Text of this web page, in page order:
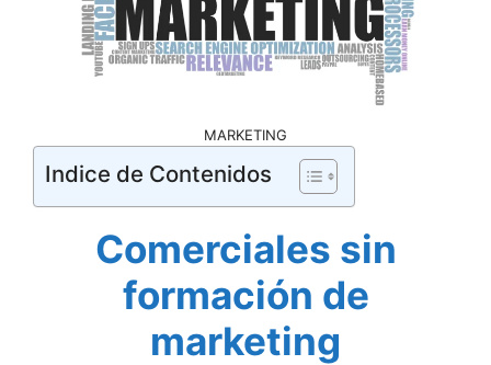
MARKETING
Indice de Contenidos
Comerciales sin
formación de
marketing